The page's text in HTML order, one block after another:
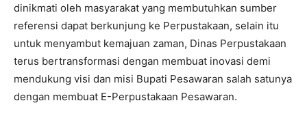
dinikmati oleh masyarakat yang membutuhkan sumber
referensi dapat berkunjung ke Perpustakaan, selain itu
untuk menyambut kemajuan zaman, Dinas Perpustakaan
terus bertransformasi dengan membuat inovasi demi
mendukung visi dan misi Bupati Pesawaran salah satunya
dengan membuat E-Perpustakaan Pesawaran.